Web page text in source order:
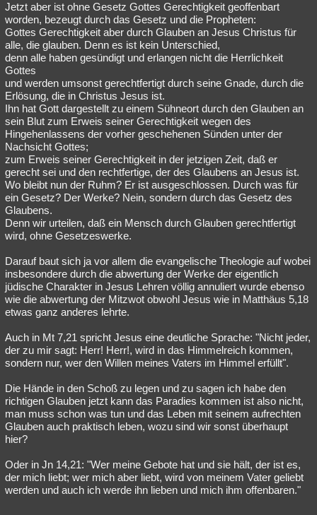
Jetzt aber ist ohne Gesetz Gottes Gerechtigkeit geoffenbart
worden, bezeugt durch das Gesetz und die Propheten:
Gottes Gerechtigkeit aber durch Glauben an Jesus Christus für
alle, die glauben. Denn es ist kein Unterschied,
denn alle haben gesündigt und erlangen nicht die Herrlichkeit
Gottes
und werden umsonst gerechtfertigt durch seine Gnade, durch die
Erlösung, die in Christus Jesus ist.
Ihn hat Gott dargestellt zu einem Sühneort durch den Glauben an
sein Blut zum Erweis seiner Gerechtigkeit wegen des
Hingehenlassens der vorher geschehenen Sünden unter der
Nachsicht Gottes;
zum Erweis seiner Gerechtigkeit in der jetzigen Zeit, daß er
gerecht sei und den rechtfertige, der des Glaubens an Jesus ist.
Wo bleibt nun der Ruhm? Er ist ausgeschlossen. Durch was für
ein Gesetz? Der Werke? Nein, sondern durch das Gesetz des
Glaubens.
Denn wir urteilen, daß ein Mensch durch Glauben gerechtfertigt
wird, ohne Gesetzeswerke.
Darauf baut sich ja vor allem die evangelische Theologie auf wobei
insbesondere durch die abwertung der Werke der eigentlich
jüdische Charakter in Jesus Lehren völlig annuliert wurde ebenso
wie die abwertung der Mitzwot obwohl Jesus wie in Matthäus 5,18
etwas ganz anderes lehrte.
Auch in Mt 7,21 spricht Jesus eine deutliche Sprache: "Nicht jeder,
der zu mir sagt: Herr! Herr!, wird in das Himmelreich kommen,
sondern nur, wer den Willen meines Vaters im Himmel erfüllt".
Die Hände in den Schoß zu legen und zu sagen ich habe den
richtigen Glauben jetzt kann das Paradies kommen ist also nicht,
man muss schon was tun und das Leben mit seinem aufrechten
Glauben auch praktisch leben, wozu sind wir sonst überhaupt
hier?
Oder in Jn 14,21: "Wer meine Gebote hat und sie hält, der ist es,
der mich liebt; wer mich aber liebt, wird von meinem Vater geliebt
werden und auch ich werde ihn lieben und mich ihm offenbaren."